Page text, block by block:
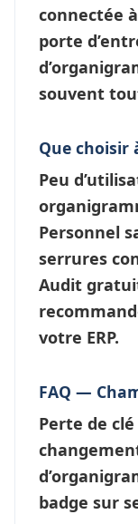
connectée
porte
d’
souvent
Que choisir
Peu
Personnel
serrures
Audit
votre ERP.
FAQ —
Perte de
d’
badge sur